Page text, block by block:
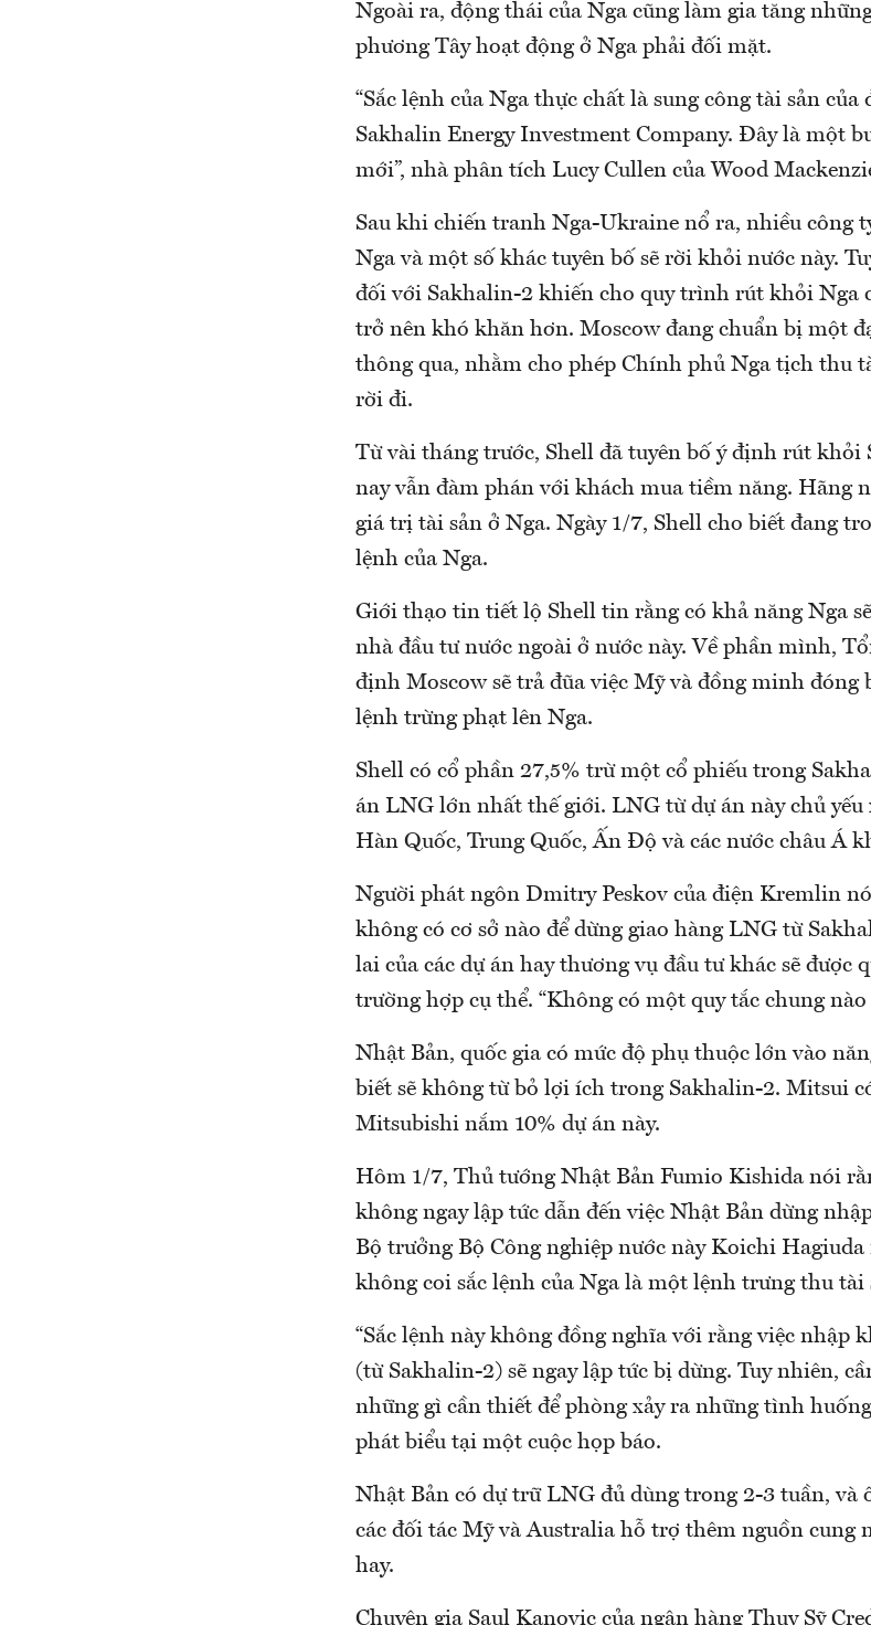
Ngoài ra, động thái của Nga cũng làm gia tăng
phương Tây hoạt động ở Nga phải đối mặt.
“Sắc lệnh của Nga thực chất là sung công tài sản
Sakhalin Energy Investment Company. Đây là một
mới”, nhà phân tích Lucy Cullen của Wood
Sau khi chiến tranh Nga-Ukraine nổ ra, nhiều công
Nga và một số khác tuyên bố sẽ rời khỏi nước này.
đối với Sakhalin-2 khiến cho quy trình rút khỏi Nga
trở nên khó khăn hơn. Moscow đang chuẩn bị một
thông qua, nhằm cho phép Chính phủ Nga tịch thu
rời đi.
Từ vài tháng trước, Shell đã tuyên bố ý định rút khỏi
nay vẫn đàm phán với khách mua tiềm năng. Hãng
giá trị tài sản ở Nga. Ngày 1/7, Shell cho biết đang
lệnh của Nga.
Giới thạo tin tiết lộ Shell tin rằng có khả năng Nga
nhà đầu tư nước ngoài ở nước này. Về phần mình,
định Moscow sẽ trả đũa việc Mỹ và đồng minh đóng
lệnh trừng phạt lên Nga.
Shell có cổ phần 27,5% trừ một cổ phiếu trong
án LNG lớn nhất thế giới. LNG từ dự án này chủ yếu
Hàn Quốc, Trung Quốc, Ấn Độ và các nước châu Á
Người phát ngôn Dmitry Peskov của điện Kremlin
không có cơ sở nào để dừng giao hàng LNG từ
lai của các dự án hay thương vụ đầu tư khác sẽ được
trường hợp cụ thể. “Không có một quy tắc chung nào
Nhật Bản, quốc gia có mức độ phụ thuộc lớn vào
biết sẽ không từ bỏ lợi ích trong Sakhalin-2. Mitsui
Mitsubishi nắm 10% dự án này.
Hôm 1/7, Thủ tướng Nhật Bản Fumio Kishida nói
không ngay lập tức dẫn đến việc Nhật Bản dừng
Bộ trưởng Bộ Công nghiệp nước này Koichi
không coi sắc lệnh của Nga là một lệnh trưng thu tài
“Sắc lệnh này không đồng nghĩa với rằng việc nhập
(từ Sakhalin-2) sẽ ngay lập tức bị dừng. Tuy nhiên,
những gì cần thiết để phòng xảy ra những tình
phát biểu tại một cuộc họp báo.
Nhật Bản có dự trữ LNG đủ dùng trong 2-3 tuần, và
các đối tác Mỹ và Australia hỗ trợ thêm nguồn cung
hay.
Chuyên gia Saul Kanovic của ngân hàng Thuỵ Sỹ